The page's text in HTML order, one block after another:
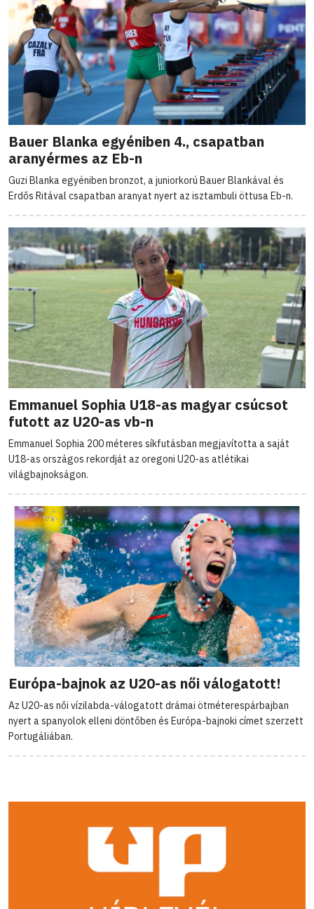
Bauer Blanka egyéniben 4., csapatban
aranyérmes az Eb-n
Guzi Blanka egyéniben bronzot, a juniorkorú Bauer Blankával és
Erdős Ritával csapatban aranyat nyert az isztambuli öttusa Eb-n.
Emmanuel Sophia U18-as magyar csúcsot
futott az U20-as vb-n
Emmanuel Sophia 200 méteres síkfutásban megjavította a saját
U18-as országos rekordját az oregoni U20-as atlétikai
világbajnokságon.
Európa-bajnok az U20-as női válogatott!
Az U20-as női vízilabda-válogatott drámai ötméterespárbajban
nyert a spanyolok elleni döntőben és Európa-bajnoki címet szerzett
Portugáliában.